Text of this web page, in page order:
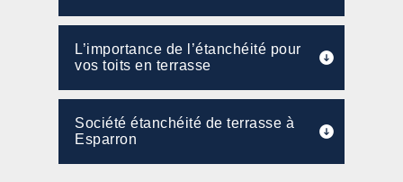
L’importance de l’étanchéité pour
vos toits en terrasse
Société étanchéité de terrasse à
Esparron